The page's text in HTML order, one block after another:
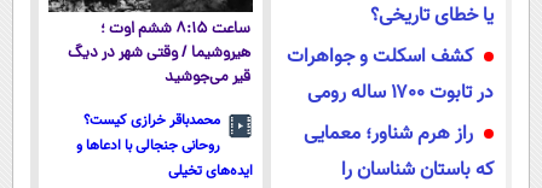
یا خطای تاریخی؟
کشف اسکلت و جواهرات
در تابوت ۱۷۰۰ ساله رومی
راز هرم شناور؛ معمایی
که باستان‌ شناسان را
ساعت ۸:۱۵ ششم اوت ؛
هیروشیما / وقتی شهر در دیگ
قیر می‌جوشید
محمدباقر خرازی کیست؟
روحانی جنجالی با ادعاها و
ایده‌های تخیلی